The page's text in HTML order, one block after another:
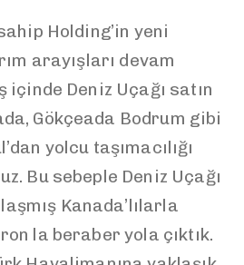
Holding’in yeni
arayışları devam
içinde Deniz Uçağı satın
Gökçeada Bodrum gibi
yolcu taşımacılığı
Bu sebeple Deniz Uçağı
Kanada’lılarla
la beraber yola çıktık.